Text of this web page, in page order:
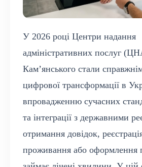
У 2026 році Центри надання
адміністративних послуг
Кам’янського стали
цифрової трансформації в
впровадженню сучасних
та інтеграції з державними
отримання довідок,
проживання або оформлення